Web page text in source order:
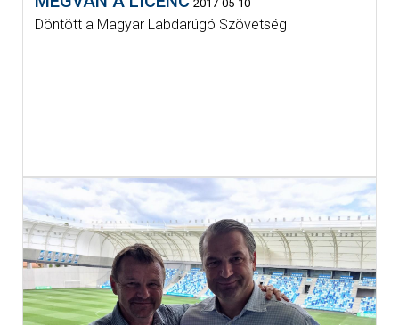
2017-05-10
Döntött a Magyar Labdarúgó Szövetség